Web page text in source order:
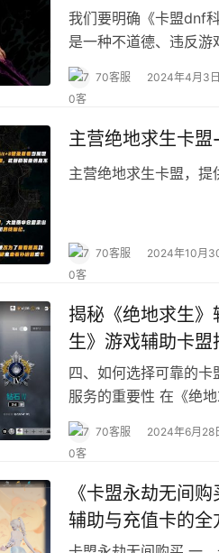
我们要明确《卡盟dnf
是一种不道德、违反游
70客服 2024年4月3日
主营绝地求生卡
主营绝地求生卡盟，提
70客服 2024年10月
揭秘《绝地求生
生》游戏辅助卡
四、如何选择可靠的
服务的重要性 在《绝
70客服 2024年6月28
《卡盟永劫无间
辅助与充值卡的全